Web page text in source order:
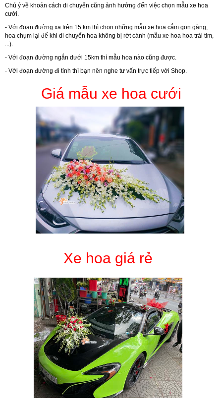
Chú ý về khoản cách di chuyển cũng ảnh hưởng đến việc chọn mẫu xe hoa
cưới.
- Với đoạn đường xa trên 15 km thì chọn những mẫu xe hoa cắm gọn gàng,
hoa chụm lại để khi di chuyển hoa không bị rớt cánh (mẫu xe hoa hoa trái tim,
...).
- Với đoạn đường ngắn dưới 15km thí mẫu hoa nào cũng được.
- Với đoạn đường đi tỉnh thì bạn nên nghe tư vấn trực tiếp với Shop.
Giá mẫu xe hoa cưới
Xe hoa giá rẻ